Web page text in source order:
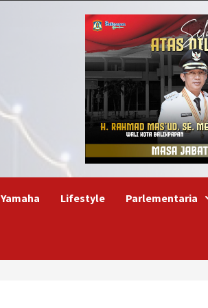
Yamaha Lifestyle Parlementaria